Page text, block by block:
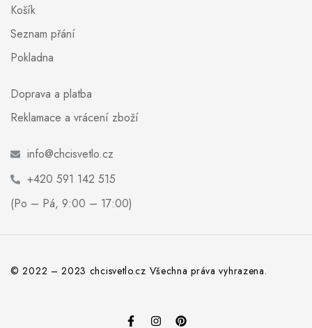
Košík
Seznam přání
Pokladna
Doprava a platba
Reklamace a vrácení zboží
info@chcisvetlo.cz
+420 591 142 515
(Po – Pá, 9:00 – 17:00)
© 2022 – 2023 chcisvetlo.cz Všechna práva vyhrazena.